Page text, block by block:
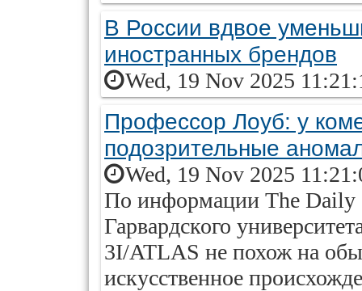
В России вдвое
иностранных брендов
Wed, 19 Nov 2025
Профессор Лоуб: у
подозрительные
Wed, 19 Nov 2025
По информации The Daily
Гарвардского
3I/ATLAS не похож на
искусственное